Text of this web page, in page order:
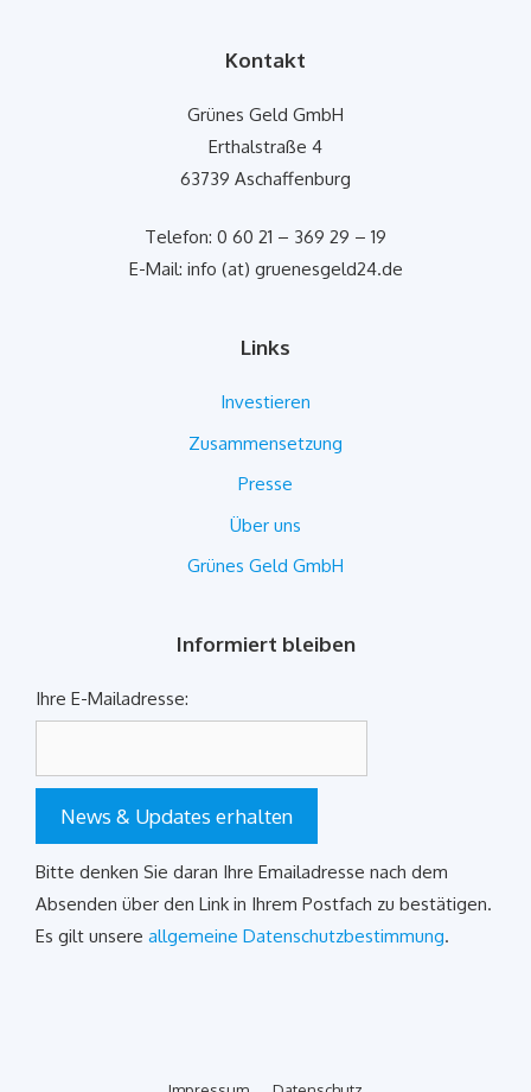
Kontakt
Grünes Geld GmbH
Erthalstraße 4
63739 Aschaffenburg
Telefon: 0 60 21 – 369 29 – 19
E-Mail: info (at) gruenesgeld24.de
Links
Investieren
Zusammensetzung
Presse
Über uns
Grünes Geld GmbH
Informiert bleiben
Ihre E-Mailadresse:
News & Updates erhalten
Bitte denken Sie daran Ihre Emailadresse nach dem
Absenden über den Link in Ihrem Postfach zu bestätigen.
Es gilt unsere allgemeine Datenschutzbestimmung.